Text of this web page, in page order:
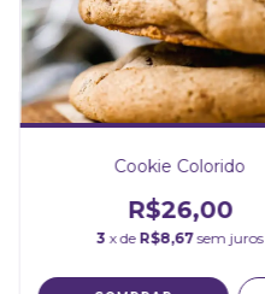
Cookie Colorido
R$26,00
3 x de R$8,67sem juros